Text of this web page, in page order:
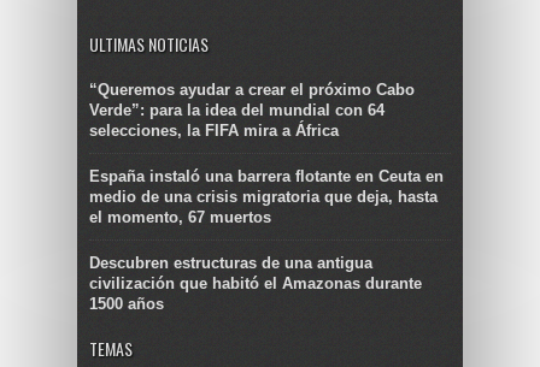
ULTIMAS NOTICIAS
“Queremos ayudar a crear el próximo Cabo
Verde”: para la idea del mundial con 64
selecciones, la FIFA mira a África
España instaló una barrera flotante en Ceuta en
medio de una crisis migratoria que deja, hasta
el momento, 67 muertos
Descubren estructuras de una antigua
civilización que habitó el Amazonas durante
1500 años
TEMAS